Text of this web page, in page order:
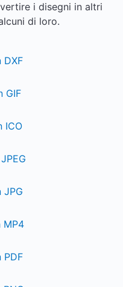
i disegni in altri
di loro.
DXF
GIF
ICO
JPG
MP4
PDF